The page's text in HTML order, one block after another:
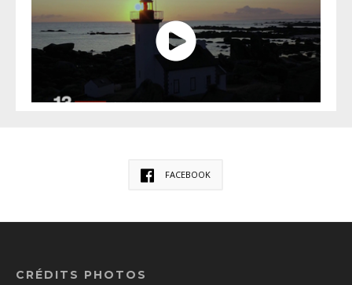
FACEBOOK
CRÉDITS PHOTOS